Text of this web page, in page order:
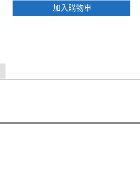
加入購物車